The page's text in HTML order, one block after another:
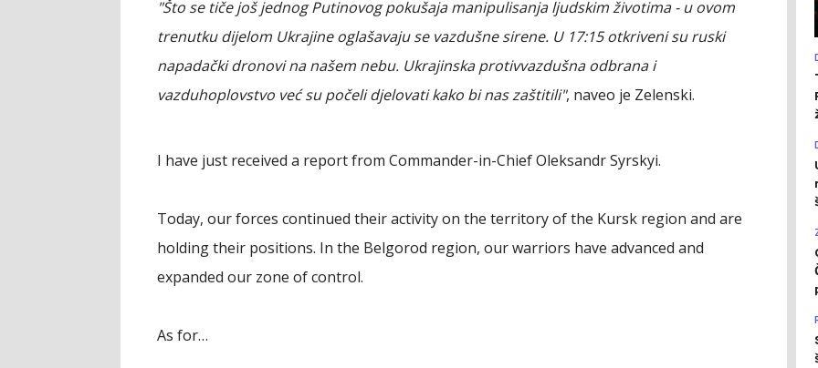
"Što se tiče još jednog Putinovog pokušaja manipulisanja ljudskim životima - u ovom
trenutku dijelom Ukrajine oglašavaju se vazdušne sirene. U 17:15 otkriveni su ruski
napadački dronovi na našem nebu. Ukrajinska protivvazdušna odbrana i
vazduhoplovstvo već su počeli djelovati kako bi nas zaštitili", naveo je Zelenski.
I have just received a report from Commander-in-Chief Oleksandr Syrskyi.
Today, our forces continued their activity on the territory of the Kursk region and are
holding their positions. In the Belgorod region, our warriors have advanced and
expanded our zone of control.
As for…